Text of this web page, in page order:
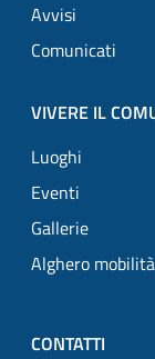
Avvisi
Comunicati
VIVERE IL
Luoghi
Eventi
Gallerie
Alghero
CONTATTI